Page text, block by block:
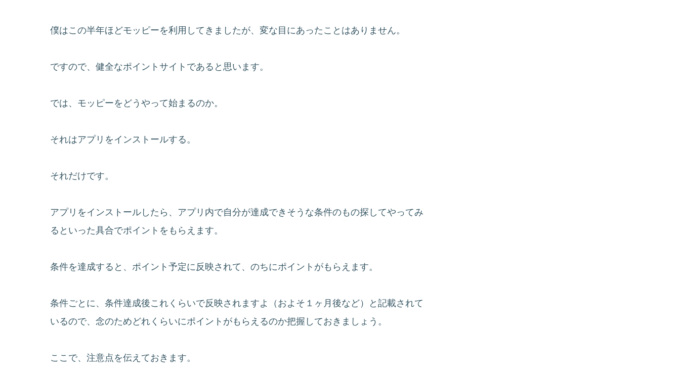
僕はこの半年ほどモッピーを利用してきましたが、変な目にあったことはありません。
ですので、健全なポイントサイトであると思います。
では、モッピーをどうやって始まるのか。
それはアプリをインストールする。
それだけです。
アプリをインストールしたら、アプリ内で自分が達成できそうな条件のもの探してやってみ
るといった具合でポイントをもらえます。
条件を達成すると、ポイント予定に反映されて、のちにポイントがもらえます。
条件ごとに、条件達成後これくらいで反映されますよ（およそ１ヶ月後など）と記載されて
いるので、念のためどれくらいにポイントがもらえるのか把握しておきましょう。
ここで、注意点を伝えておきます。